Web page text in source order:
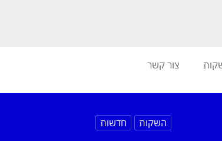
צור קשר
השקות חדשות